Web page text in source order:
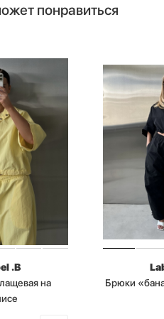
понравиться
.B
на
Брюки